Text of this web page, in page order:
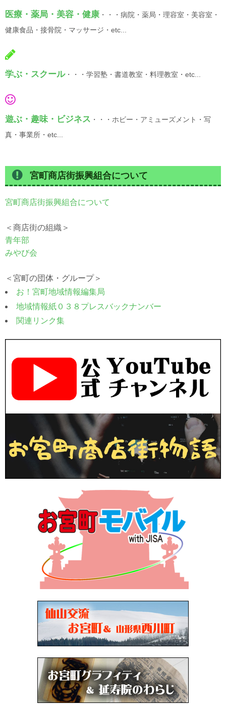
医療・薬局・美容・健康 ・・・病院・薬局・理容室・美容室・
健康食品・接骨院・マッサージ・etc...
学ぶ・スクール・・・学習塾・書道教室・料理教室・etc...
遊ぶ・趣味・ビジネス ・・・ホビー・アミューズメント・写
真・事業所・etc...
宮町商店街振興組合について
宮町商店街振興組合について
＜商店街の組織＞
青年部
みやび会
＜宮町の団体・グループ＞
お！宮町地域情報編集局
地域情報紙０３８プレスバックナンバー
関連リンク集